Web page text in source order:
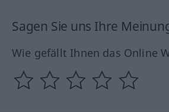
Sagen Sie uns Ihre
Wie gefällt Ihnen das Online